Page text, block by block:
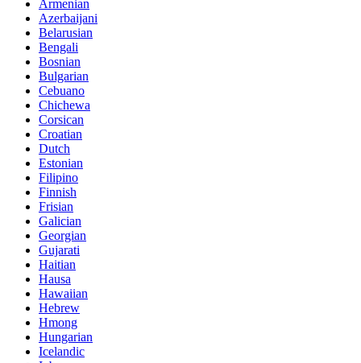
Armenian
Azerbaijani
Belarusian
Bengali
Bosnian
Bulgarian
Cebuano
Chichewa
Corsican
Croatian
Dutch
Estonian
Filipino
Finnish
Frisian
Galician
Georgian
Gujarati
Haitian
Hausa
Hawaiian
Hebrew
Hmong
Hungarian
Icelandic